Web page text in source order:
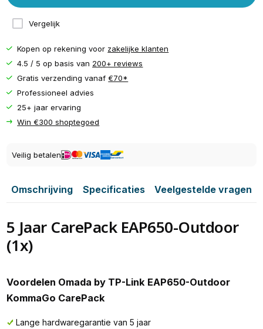
Vergelijk
Kopen op rekening voor zakelijke klanten
4.5 / 5 op basis van 200+ reviews
Gratis verzending vanaf€70*
Professioneel advies
25+ jaar ervaring
Win €300 shoptegoed
Veilig betalen
Omschrijving Specificaties Veelgestelde vragen
5 Jaar CarePack EAP650-Outdoor
(1x)
Voordelen Omada by TP-Link EAP650-Outdoor
KommaGo CarePack
Lange hardwaregarantie van 5 jaar